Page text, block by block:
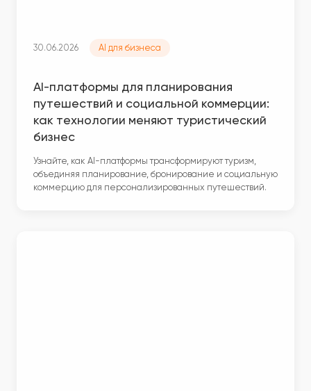
30.06.2026 AI для бизнеса
AI-платформы для планирования
путешествий и социальной коммерции:
как технологии меняют туристический
бизнес
Узнайте, как AI-платформы трансформируют туризм,
объединяя планирование, бронирование и социальную
коммерцию для персонализированных путешествий.